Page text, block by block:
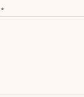
*